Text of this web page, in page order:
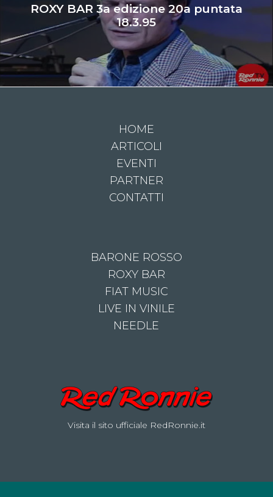
ROXY BAR 3a edizione 20a puntata
18.3.95
HOME
ARTICOLI
EVENTI
PARTNER
CONTATTI
BARONE ROSSO
ROXY BAR
FIAT MUSIC
LIVE IN VINILE
NEEDLE
Visita il sito ufficiale RedRonnie.it